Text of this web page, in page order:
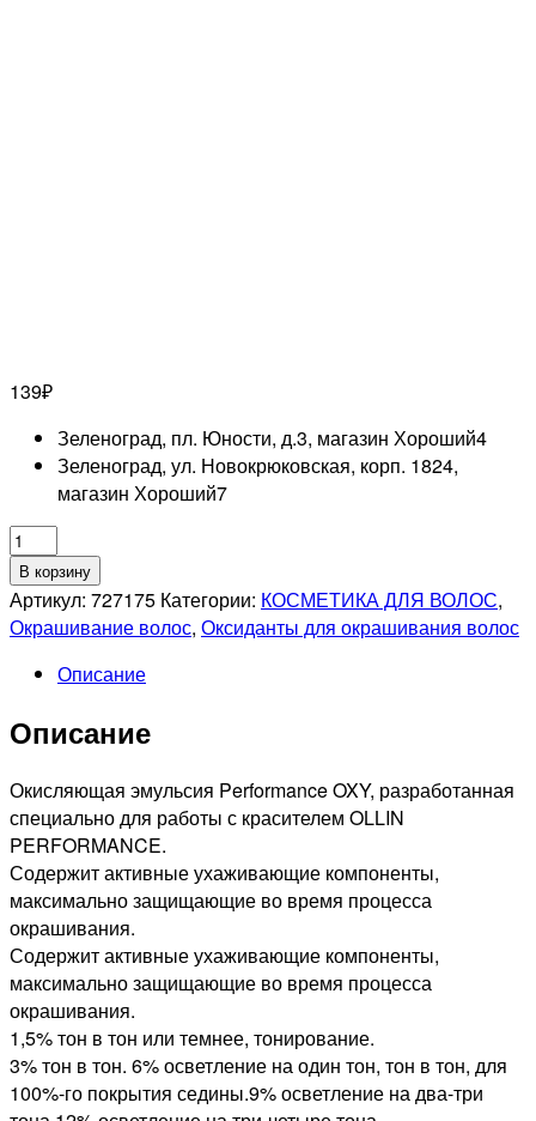
139₽
Зеленоград, пл. Юности, д.3, магазин Хороший4
Зеленоград, ул. Новокрюковская, корп. 1824,
магазин Хороший7
Количество
товара
OLLIN
PROFESSIONNEL
OXY
Окисляющая
90мл
В корзину
Артикул: 727175 Категории: КОСМЕТИКА ДЛЯ ВОЛОС,
Окрашивание волос, Оксиданты для окрашивания волос
Описание
Описание
Окисляющая эмульсия Performance OXY, разработанная
специально для работы с красителем OLLIN
PERFORMANCE.
Содержит активные ухаживающие компоненты,
максимально защищающие во время процесса
окрашивания.
Содержит активные ухаживающие компоненты,
максимально защищающие во время процесса
окрашивания.
1,5% тон в тон или темнее, тонирование.
3% тон в тон. 6% осветление на один тон, тон в тон, для
100%-го покрытия седины.9% осветление на два-три